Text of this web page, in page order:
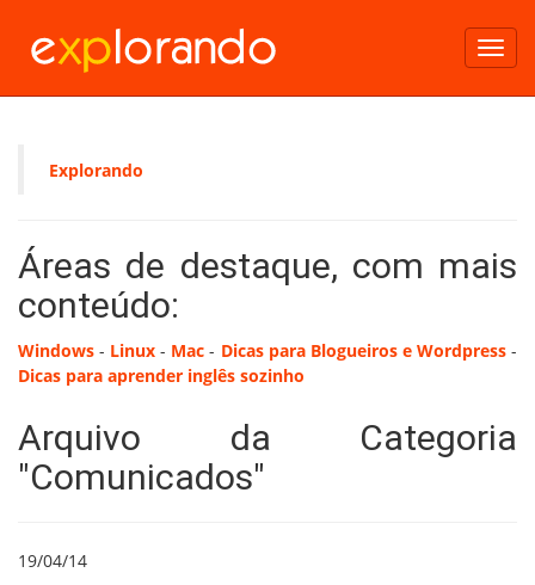
Explorando
Áreas de destaque, com mais
conteúdo:
Windows - Linux - Mac - Dicas para Blogueiros e Wordpress-
Dicas para aprender inglês sozinho
Arquivo da Categoria
"Comunicados"
19/04/14